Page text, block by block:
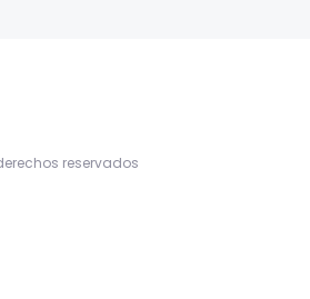
reservados